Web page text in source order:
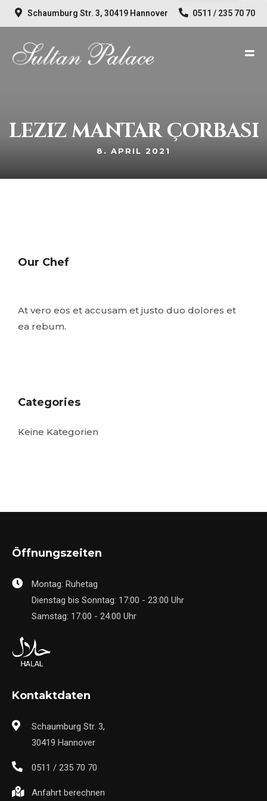
Schaumburg Str. 3, 30419 Hannover 0511 / 235 70 70
LEZIZ MANTAR ÇORBASI
8. APRIL 2021
Our Chef
At vero eos et accusam et justo duo dolores et
ea rebum.
Categories
Keine Kategorien
Öffnungszeiten
Montag: Ruhetag
Dienstag bis Sonntag: 17:00 - 23:00 Uhr
Samstag: 17:00 - 24:00 Uhr
Kontaktdaten
Schaumburg Str. 3,
30419 Hannover
0511 / 235 70 70
Anfahrt berechnen